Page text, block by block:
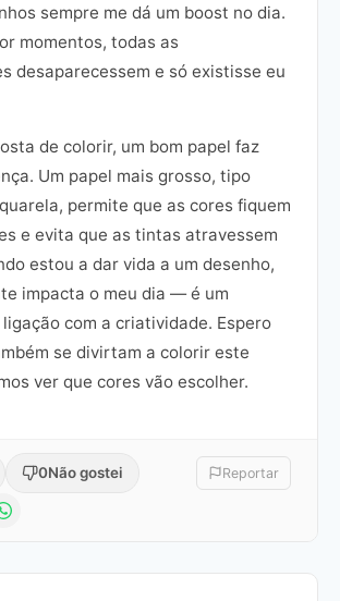
sempre me dá um boost no dia.
momentos, todas as
desaparecessem e só existisse eu
de colorir, um bom papel faz
Um papel mais grosso, tipo
permite que as cores fiquem
e evita que as tintas atravessem
estou a dar vida a um desenho,
impacta o meu dia — é um
com a criatividade. Espero
se divirtam a colorir este
ver que cores vão escolher.
0Não gostei Reportar